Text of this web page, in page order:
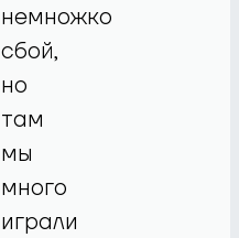
немножко
сбой,
но
там
мы
много
играли